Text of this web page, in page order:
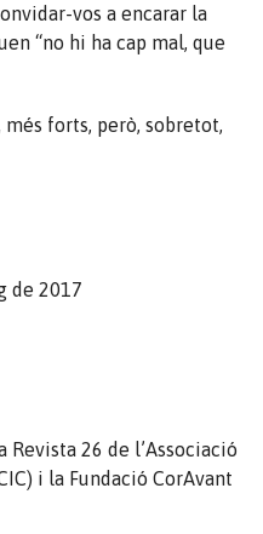
vos a encarar la
“no hi ha cap mal, que
forts, però, sobretot,
de 2017
26 de l’Associació
i la Fundació CorAvant